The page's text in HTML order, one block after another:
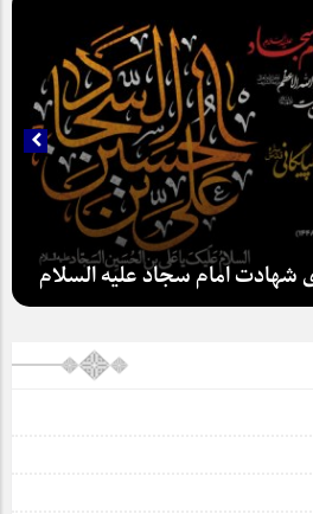
شهادت امام سجاد علیه السلام